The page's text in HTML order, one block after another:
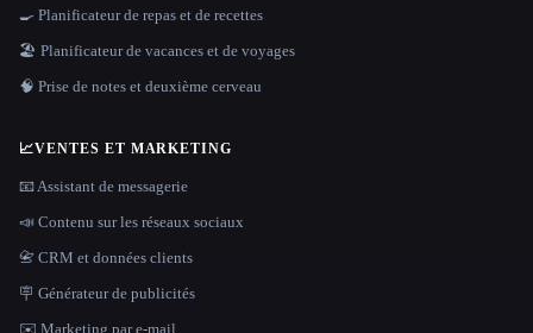
🍳 Planificateur de repas et de recettes
🏖 Planificateur de vacances et de voyages
🧠 Prise de notes et deuxième cerveau
📈VENTES ET MARKETING
📧 Assistant de messagerie
📣 Contenu sur les réseaux sociaux
📇 CRM et données clients
🪧 Générateur de publicités
✉️ Marketing par e-mail